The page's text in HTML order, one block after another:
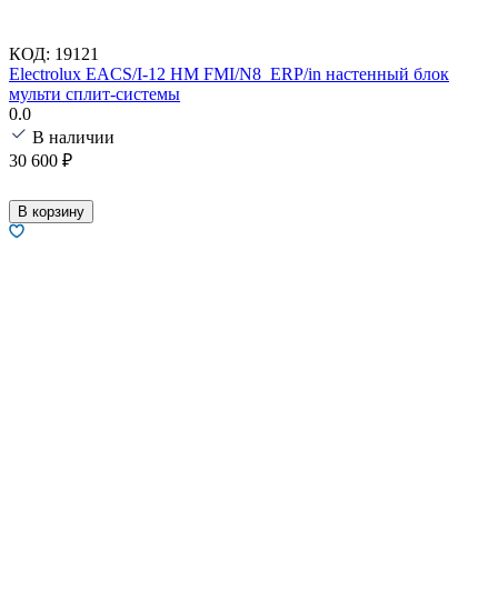
КОД: 19121
Electrolux EACS/I-12 HM FMI/N8_ERP/in настенный блок
мульти сплит-системы
0.0
В наличии
30 600 ₽
В корзину